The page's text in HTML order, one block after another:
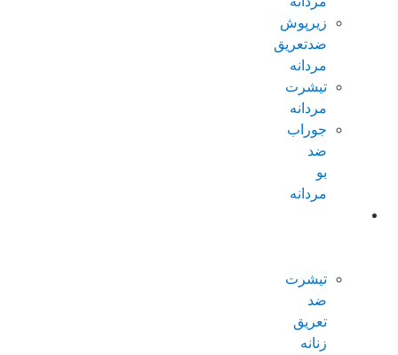
زیرپوش
ضدتعریق
مردانه
تیشرت
مردانه
جوراب
ضد
بو
مردانه
تیشرت
ضد
تعریق
زنانه